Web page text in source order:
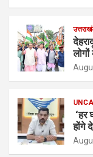
‘हर
होंगे